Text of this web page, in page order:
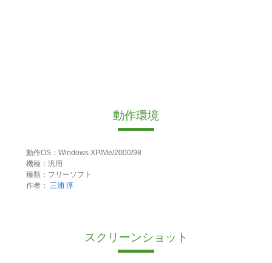
動作環境
動作OS：Windows XP/Me/2000/98
機種：汎用
種類：フリーソフト
作者： 三浦 淳
スクリーンショット